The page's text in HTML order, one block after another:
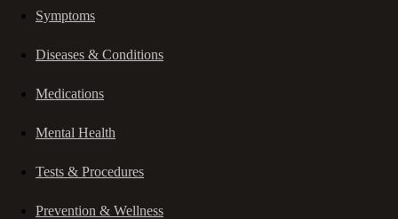
Symptoms
Diseases & Conditions
Medications
Mental Health
Tests & Procedures
Prevention & Wellness